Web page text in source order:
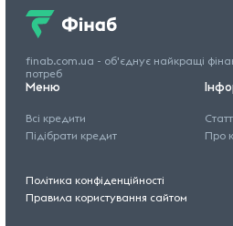
finab.com.ua - об'єднує найкращі
потреб
Меню
Всі кредити
Підібрати кредит
Про
Політика конфіденційності
Правила користування сайтом